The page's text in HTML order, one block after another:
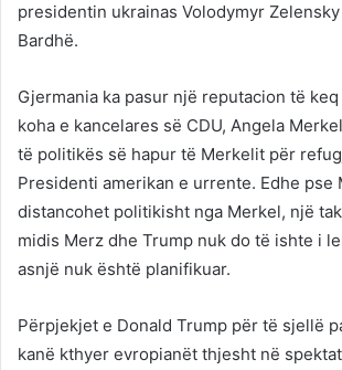
presidentin ukrainas Volodymyr
Bardhë.
Gjermania ka pasur një reputacion të
koha e kancelares së CDU, Angela
të politikës së hapur të Merkelit për
Presidenti amerikan e urrente. Edhe pse
distancohet politikisht nga Merkel, një
midis Merz dhe Trump nuk do të ishte i
asnjë nuk është planifikuar.
Përpjekjet e Donald Trump për të sjellë
kanë kthyer evropianët thjesht në